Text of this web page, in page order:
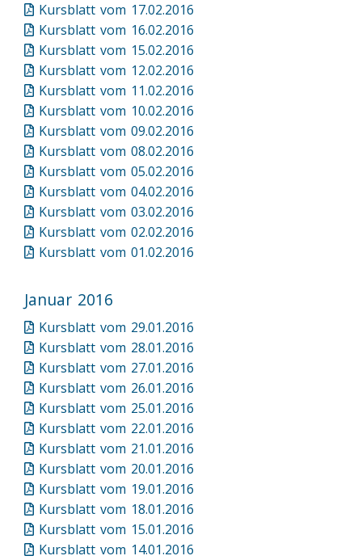
Kursblatt vom 17.02.2016
Kursblatt vom 16.02.2016
Kursblatt vom 15.02.2016
Kursblatt vom 12.02.2016
Kursblatt vom 11.02.2016
Kursblatt vom 10.02.2016
Kursblatt vom 09.02.2016
Kursblatt vom 08.02.2016
Kursblatt vom 05.02.2016
Kursblatt vom 04.02.2016
Kursblatt vom 03.02.2016
Kursblatt vom 02.02.2016
Kursblatt vom 01.02.2016
Januar 2016
Kursblatt vom 29.01.2016
Kursblatt vom 28.01.2016
Kursblatt vom 27.01.2016
Kursblatt vom 26.01.2016
Kursblatt vom 25.01.2016
Kursblatt vom 22.01.2016
Kursblatt vom 21.01.2016
Kursblatt vom 20.01.2016
Kursblatt vom 19.01.2016
Kursblatt vom 18.01.2016
Kursblatt vom 15.01.2016
Kursblatt vom 14.01.2016